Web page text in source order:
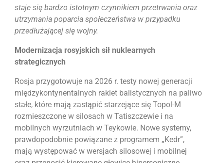
staje się bardzo istotnym czynnikiem przetrwania oraz
utrzymania poparcia społeczeństwa w przypadku
przedłużającej się wojny.
Modernizacja rosyjskich sił nuklearnych
strategicznych
Rosja przygotowuje na 2026 r. testy nowej generacji
międzykontynentalnych rakiet balistycznych na paliwo
stałe, które mają zastąpić starzejące się Topol-M
rozmieszczone w silosach w Tatiszczewie i na
mobilnych wyrzutniach w Teykowie. Nowe systemy,
prawdopodobnie powiązane z programem „Kedr”,
mają występować w wersjach silosowej i mobilnej